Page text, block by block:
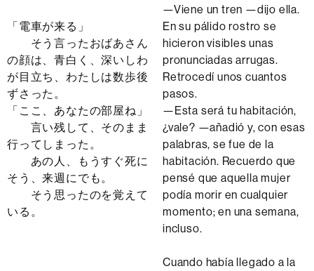
「電車が来る」
そう言ったおばあさん
の顔は、青白く、深いしわ
が目立ち、わたしは数歩後
ずさった。
「ここ、あなたの部屋ね」
言い残して、そのまま
行ってしまった。
あの人、もうすぐ死に
そう、来週にでも。
そう思ったのを覚えて
いる。
—Viene un tren —dijo ella.
En su pálido rostro se
hicieron visibles unas
pronunciadas arrugas.
Retrocedí unos cuantos
pasos.
—Esta será tu habitación,
¿vale? —añadió y, con esas
palabras, se fue de la
habitación. Recuerdo que
pensé que aquella mujer
podía morir en cualquier
momento; en una semana,
incluso.
Cuando había llegado a la